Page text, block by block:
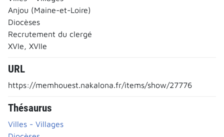
Anjou (Maine-et-Loire)
Diocèses
Recrutement du clergé
XVIe, XVIIe
URL
https://memhouest.nakalona.fr/items/show/27776
Thésaurus
Villes - Villages